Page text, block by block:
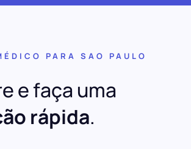
PARA SAO PAULO
e faça uma
rápida.